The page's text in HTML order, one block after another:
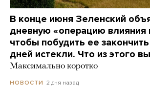
В конце июня Зеленский
дневную «операцию влияния
чтобы побудить ее
дней истекли. Что из этого
Максимально коротко
НОВОСТИ 2 дня назад